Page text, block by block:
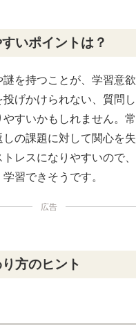
いポイントは？
謎を持つことが、学習意
げかけられない、質問
すいかもしれません。
の課題に対して関心を
レスになりやすいので
習できそうです。
広告
方のヒント